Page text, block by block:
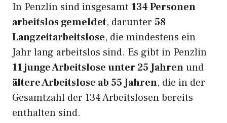
In Penzlin sind insgesamt 134 Personen
arbeitslos gemeldet, darunter 58
Langzeitarbeitslose, die mindestens ein
Jahr lang arbeitslos sind. Es gibt in Penzlin
11 junge Arbeitslose unter 25 Jahrenund
ältere Arbeitslose ab 55 Jahren, die in der
Gesamtzahl der 134 Arbeitslosen bereits
enthalten sind.